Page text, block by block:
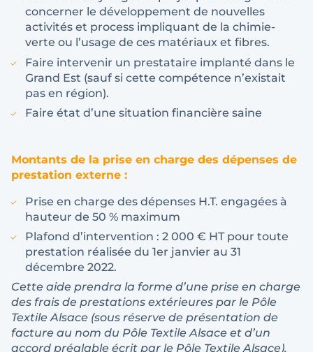
concerner le développement de nouvelles
activités et process impliquant de la chimie-
verte ou l’usage de ces matériaux et fibres.
Faire intervenir un prestataire implanté dans le
Grand Est (sauf si cette compétence n’existait
pas en région).
Faire état d’une situation financière saine
Montants de la prise en charge des dépenses de
prestation externe :
Prise en charge des dépenses H.T. engagées à
hauteur de 50 % maximum
Plafond d’intervention : 2 000 € HT pour toute
prestation réalisée du 1er janvier au 31
décembre 2022.
Cette aide prendra la forme d’une prise en charge
des frais de prestations extérieures par le Pôle
Textile Alsace (sous réserve de présentation de
facture au nom du Pôle Textile Alsace et d’un
accord préalable écrit par le Pôle Textile Alsace).